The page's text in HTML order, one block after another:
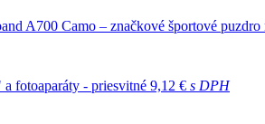
A700 Camo – značkové športové
fotoaparáty - priesvitné 9,12 € s DPH